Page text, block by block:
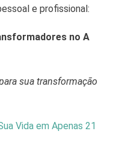
e profissional:
no A
sua transformação
Vida em Apenas 21